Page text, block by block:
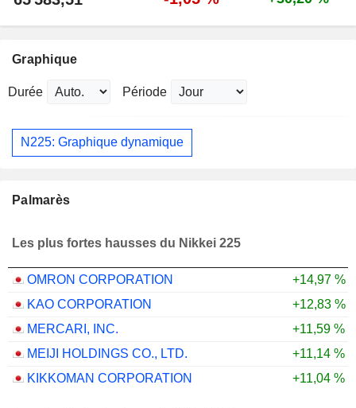
Graphique
Durée Période
N225: Graphique dynamique
Palmarès
Les plus fortes hausses du Nikkei 225
OMRON CORPORATION
+14,97 %
KAO CORPORATION
+12,83 %
MERCARI, INC.
+11,59 %
MEIJI HOLDINGS CO., LTD.
+11,14 %
KIKKOMAN CORPORATION
+11,04 %